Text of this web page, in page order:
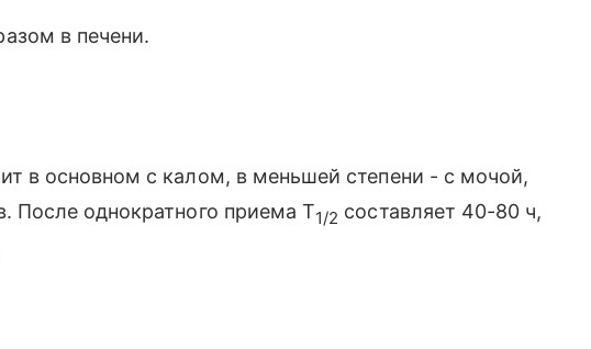
в печени.
в основном с калом, в меньшей степени - с мочой,
После однократного приема T1/2 составляет 40-80 ч,